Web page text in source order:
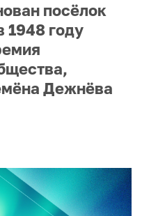
посёлок
1948 году
Дежнёва